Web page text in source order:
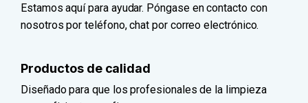
Estamos aquí para ayudar. Póngase en contacto con
nosotros por teléfono, chat por correo electrónico.
Productos de calidad
Diseñado para que los profesionales de la limpieza